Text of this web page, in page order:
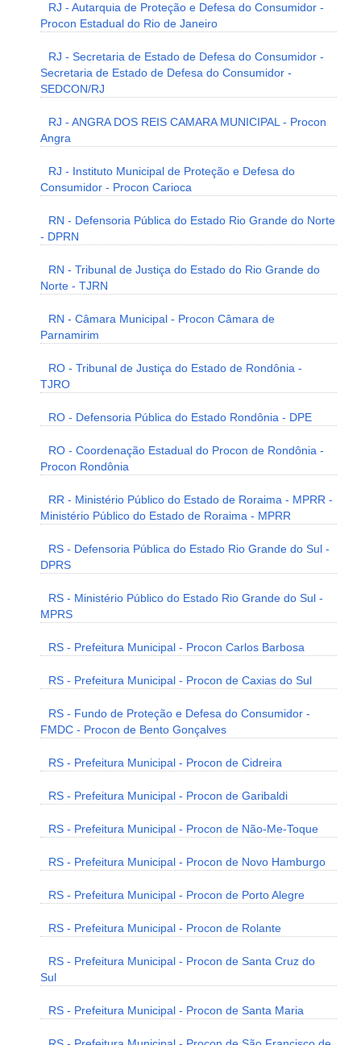
RJ - Autarquia de Proteção e Defesa do Consumidor -
Procon Estadual do Rio de Janeiro
RJ - Secretaria de Estado de Defesa do Consumidor -
Secretaria de Estado de Defesa do Consumidor -
SEDCON/RJ
RJ - ANGRA DOS REIS CAMARA MUNICIPAL - Procon
Angra
RJ - Instituto Municipal de Proteção e Defesa do
Consumidor - Procon Carioca
RN - Defensoria Pública do Estado Rio Grande do Norte
- DPRN
RN - Tribunal de Justiça do Estado do Rio Grande do
Norte - TJRN
RN - Câmara Municipal - Procon Câmara de
Parnamirim
RO - Tribunal de Justiça do Estado de Rondônia -
TJRO
RO - Defensoria Pública do Estado Rondônia - DPE
RO - Coordenação Estadual do Procon de Rondônia -
Procon Rondônia
RR - Ministério Público do Estado de Roraima - MPRR -
Ministério Público do Estado de Roraima - MPRR
RS - Defensoria Pública do Estado Rio Grande do Sul -
DPRS
RS - Ministério Público do Estado Rio Grande do Sul -
MPRS
RS - Prefeitura Municipal - Procon Carlos Barbosa
RS - Prefeitura Municipal - Procon de Caxias do Sul
RS - Fundo de Proteção e Defesa do Consumidor -
FMDC - Procon de Bento Gonçalves
RS - Prefeitura Municipal - Procon de Cidreira
RS - Prefeitura Municipal - Procon de Garibaldi
RS - Prefeitura Municipal - Procon de Não-Me-Toque
RS - Prefeitura Municipal - Procon de Novo Hamburgo
RS - Prefeitura Municipal - Procon de Porto Alegre
RS - Prefeitura Municipal - Procon de Rolante
RS - Prefeitura Municipal - Procon de Santa Cruz do
Sul
RS - Prefeitura Municipal - Procon de Santa Maria